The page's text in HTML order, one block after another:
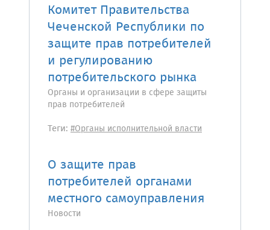
Комитет Правительства
Чеченской Республики по
защите прав потребителей
и регулированию
потребительского рынка
Органы и организации в сфере защиты
прав потребителей
Теги: #Органы исполнительной власти
О защите прав
потребителей органами
местного самоуправления
Новости